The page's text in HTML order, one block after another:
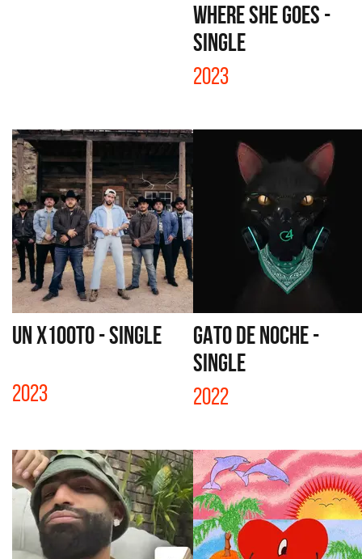
WHERE SHE GOES -
SINGLE
2023
UN X100TO - SINGLE
2023
GATO DE NOCHE -
SINGLE
2022